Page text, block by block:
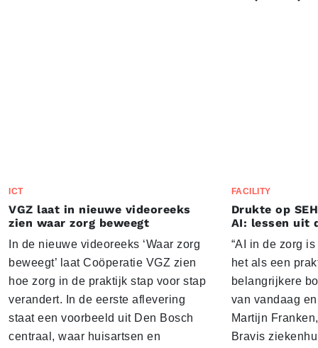
ICT
VGZ laat in nieuwe videoreeks
zien waar zorg beweegt
In de nieuwe videoreeks ‘Waar zorg
beweegt’ laat Coöperatie VGZ zien
hoe zorg in de praktijk stap voor stap
verandert. In de eerste aflevering
staat een voorbeeld uit Den Bosch
centraal, waar huisartsen en
FACILITY
Drukte op
AI: lessen uit
“AI in de zorg
het als een
belangrijkere
van vandaag
Martijn
Bravis